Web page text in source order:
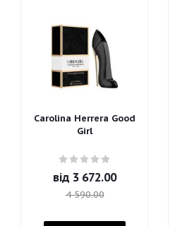
Carolina Herrera Good
Girl
від 3 672.00
4 590.00